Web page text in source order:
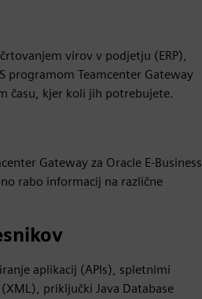
virov v podjetju (ERP),
programom Teamcenter Gateway
času, kjer koli jih potrebujete.
Gateway za Oracle E-Business
rabo informacij na različne
aplikacij (APIs), spletnimi
priključki Java Database